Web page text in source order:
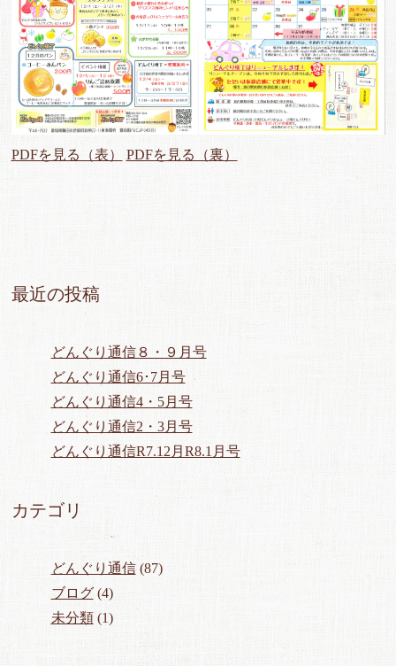
PDFを見る（表） PDFを見る（裏）
最近の投稿
どんぐり通信８・９月号
どんぐり通信6･7月号
どんぐり通信4・5月号
どんぐり通信2・3月号
どんぐり通信R7.12月R8.1月号
カテゴリ
どんぐり通信(87)
ブログ(4)
未分類(1)